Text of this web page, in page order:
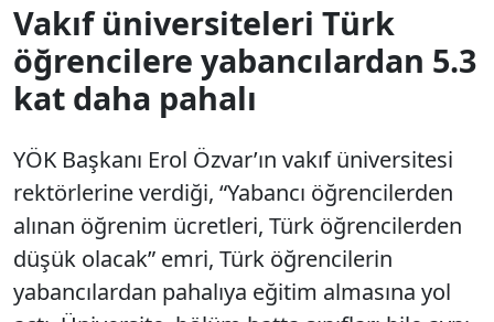
Vakıf üniversiteleri Türk
öğrencilere yabancılardan 5.3
kat daha pahalı
YÖK Başkanı Erol Özvar’ın vakıf üniversitesi
rektörlerine verdiği, “Yabancı öğrencilerden
alınan öğrenim ücretleri, Türk öğrencilerden
düşük olacak” emri, Türk öğrencilerin
yabancılardan pahalıya eğitim almasına yol